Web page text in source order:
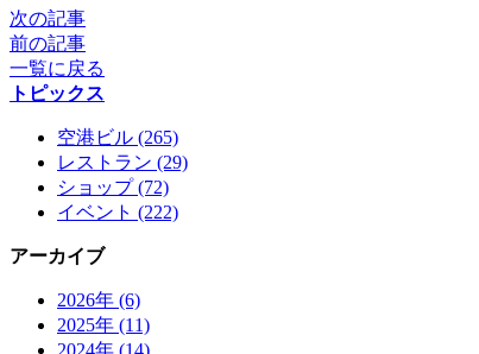
次の記事
前の記事
一覧に戻る
トピックス
空港ビル (265)
レストラン (29)
ショップ (72)
イベント (222)
アーカイブ
2026年 (6)
2025年 (11)
2024年 (14)